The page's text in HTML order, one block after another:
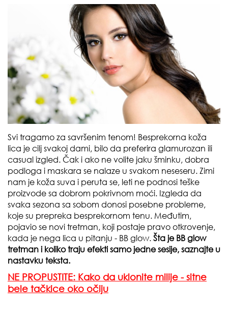
Svi tragamo za savršenim tenom! Besprekorna koža
lica je cilj svakoj dami, bilo da preferira glamurozan ili
casual izgled. Čak i ako ne volite jaku šminku, dobra
podloga i maskara se nalaze u svakom neseseru. Zimi
nam je koža suva i peruta se, leti ne podnosi teške
proizvode sa dobrom pokrivnom moći. Izgleda da
svaka sezona sa sobom donosi posebne probleme,
koje su prepreka besprekornom tenu. Međutim,
pojavio se novi tretman, koji postaje pravo otkrovenje,
kada je nega lica u pitanju - BB glow. Šta je BB glow
tretman i koliko traju efekti samo jedne sesije, saznajte u
nastavku teksta.
NE PROPUSTITE: Kako da uklonite milije - sitne
bele tačkice oko očiju